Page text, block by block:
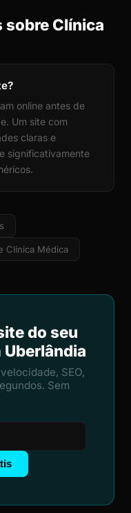
sobre Clínica
online antes de
Um site com
claras e
significativamente
Clínica Médica
do seu
SEO,
Sem